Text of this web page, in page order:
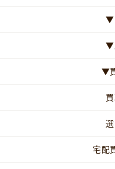
▼
▼
▼
宅配